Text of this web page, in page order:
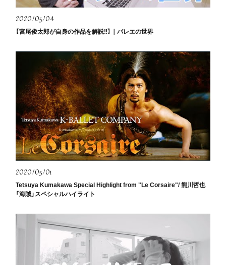
2020/05/04
【宮尾俊太郎が自身の作品を解説‼】｜バレエの世界
2020/05/01
Tetsuya Kumakawa Special Highlight from "Le Corsaire"/ 熊川哲也
「海賊」スペシャルハイライト